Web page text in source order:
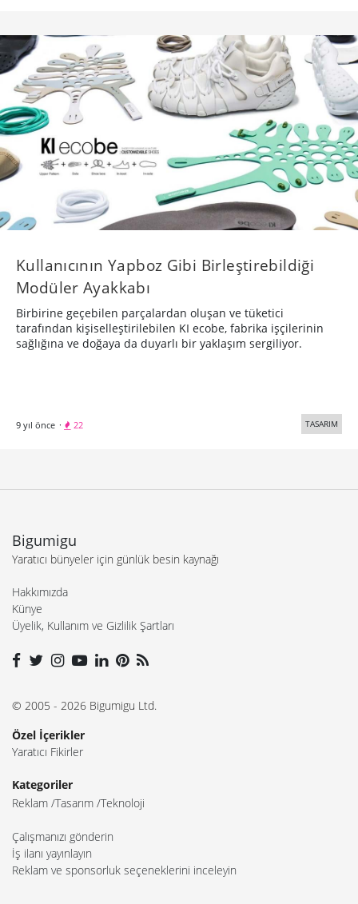
​Kullanıcının Yapboz Gibi Birleştirebildiği
Modüler Ayakkabı​
Birbirine geçebilen parçalardan oluşan ve tüketici
tarafından kişiselleştirilebilen KI ecobe, fabrika işçilerinin
sağlığına ve doğaya da duyarlı bir yaklaşım sergiliyor.
9 yıl önce · 22 TASARIM
Bigumigu
Yaratıcı bünyeler için günlük besin kaynağı
Hakkımızda
Künye
Üyelik, Kullanım ve Gizlilik Şartları
© 2005 - 2026 Bigumigu Ltd.
Özel İçerikler
Yaratıcı Fikirler
Kategoriler
Reklam Tasarım Teknoloji
Çalışmanızı gönderin
İş ilanı yayınlayın
Reklam ve sponsorluk seçeneklerini inceleyin